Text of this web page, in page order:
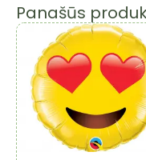
Panašūs